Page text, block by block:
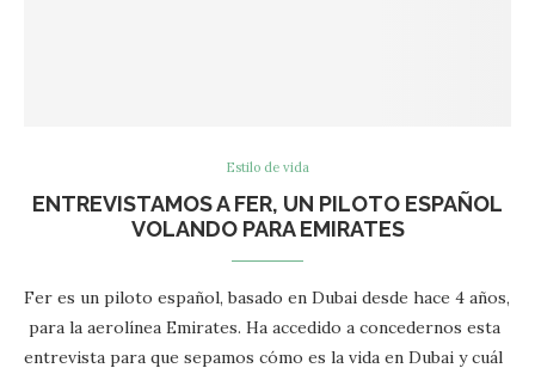
Estilo de vida
ENTREVISTAMOS A FER, UN PILOTO ESPAÑOL
VOLANDO PARA EMIRATES
Fer es un piloto español, basado en Dubai desde hace 4 años,
para la aerolínea Emirates. Ha accedido a concedernos esta
entrevista para que sepamos cómo es la vida en Dubai y cuál